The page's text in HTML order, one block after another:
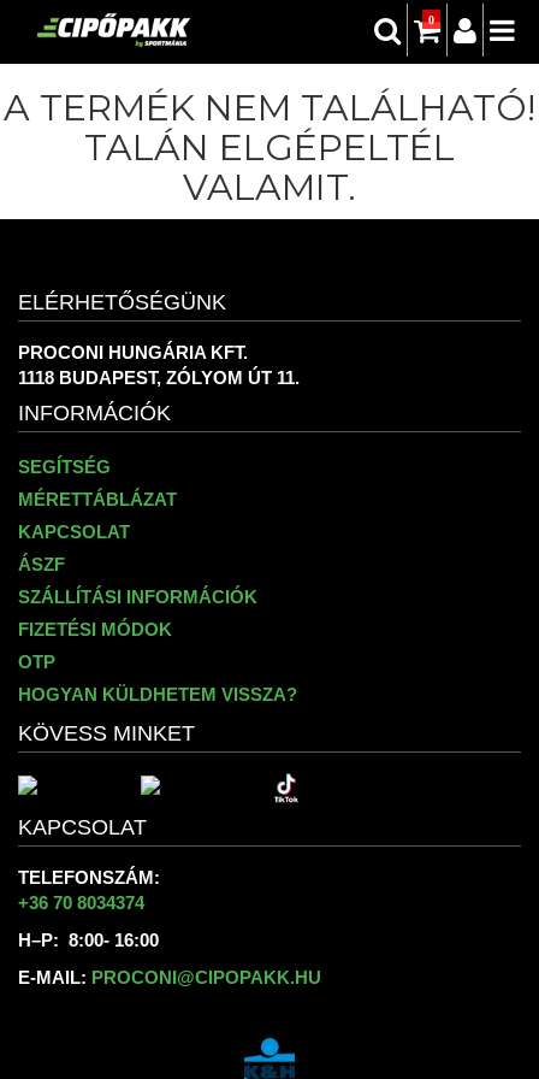
0
A TERMÉK NEM TALÁLHATÓ!
TALÁN ELGÉPELTÉL
VALAMIT.
ELÉRHETŐSÉGÜNK
PROCONI HUNGÁRIA KFT.
1118 BUDAPEST, ZÓLYOM ÚT 11.
INFORMÁCIÓK
SEGÍTSÉG
MÉRETTÁBLÁZAT
KAPCSOLAT
ÁSZF
SZÁLLÍTÁSI INFORMÁCIÓK
FIZETÉSI MÓDOK
OTP
HOGYAN KÜLDHETEM VISSZA?
KÖVESS MINKET
KAPCSOLAT
TELEFONSZÁM:
+36 70 8034374
H–P: 8:00- 16:00
E-MAIL: PROCONI@CIPOPAKK.HU